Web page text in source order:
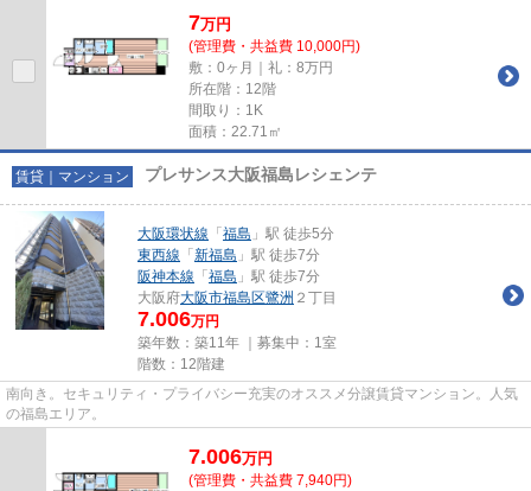
7万円
(管理費・共益費 10,000円)
敷：0ヶ月｜礼：8万円
所在階：12階
間取り：1K
面積：22.71㎡
賃貸｜マンション プレサンス大阪福島レシェンテ
大阪環状線 「 福島 」駅 徒歩5分
東西線 「 新福島 」駅 徒歩7分
阪神本線 「 福島 」駅 徒歩7分
大阪府大阪市福島区鷺洲 ２丁目
7.006万円
築年数：築11年 ｜募集中： 1室
階数：12階建
南向き。セキュリティ・プライバシー充実のオススメ分譲賃貸マンション。人気
の福島エリア。
7.006万円
(管理費・共益費 7,940円)